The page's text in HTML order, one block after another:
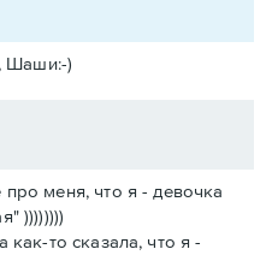
Шаши:-)
меня, что я - девочка
))))))))
то сказала, что я -